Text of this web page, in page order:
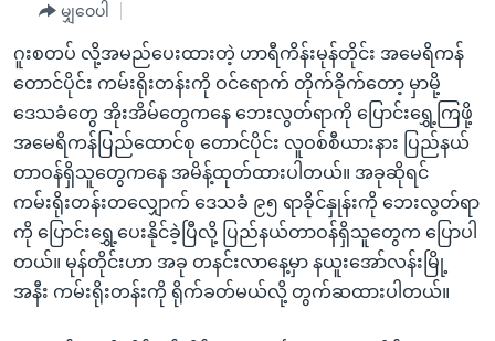
အကြောင်းအရာ
သို့
ညွန်း
စာမျက်နှာ
အစ္စရေး-ပါလက်စတိုင်း
ရပ်ဝန်းတခု လမ်းတခု အလွန်
အင်္ဂလိပ်စာလေ့လာမယ်
အမေရိကန်သုံးအီဒီယံ
မကြေးမုံရဲ့ အင်္ဂလိပ်စာ
ရုပ်ရှင်ထဲက အင်္ဂလိပ်စာ
သုတပဒေသာ အင်္ဂလိပ်စာ
အပတ်စဉ်ကဏ္ဍများ
ရေဒီယို
တီဗွီ
ရေဒီယိုနှင့်ရုပ်သံ အချက်အလက်များ
ရေဒီယို/တီဗွီအစီအစဉ်
Learning English
ဗွီအိုအေ လူမှုကွန်ယက်များ
မျှဝေပါ
ဂူးစတပ် လို့အမည်ပေးထားတဲ့ ဟာရီကိန်းမုန်တိုင်း အမေရိကန်
တောင်ပိုင်း ကမ်းရိုးတန်းကို ဝင်ရောက် တိုက်ခိုက်တော့ မှာမို့
ဒေသခံတွေ အိုးအိမ်တွေကနေ ဘေးလွတ်ရာကို ပြောင်းရွှေ့ကြဖို့
အမေရိကန်ပြည်ထောင်စု တောင်ပိုင်း လူဝစ်စီယားနား ပြည်နယ်
တာဝန်ရှိသူတွေကနေ အမိန့်ထုတ်ထားပါတယ်။ အခုဆိုရင်
ကမ်းရိုးတန်းတလျှောက် ဒေသခံ ၉၅ ရာခိုင်နှုန်းကို ဘေးလွတ်ရာ
ကို ပြောင်းရွှေ့ပေးနိုင်ခဲ့ပြီလို့ ပြည်နယ်တာဝန်ရှိသူတွေက ပြောပါ
တယ်။ မုန်တိုင်းဟာ အခု တနင်းလာနေ့မှာ နယူးအော်လန်းမြို့
အနီး ကမ်းရိုးတန်းကို ရိုက်ခတ်မယ်လို့ တွက်ဆထားပါတယ်။